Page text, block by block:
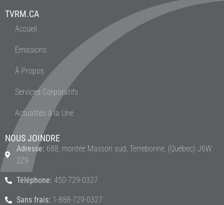
TVRM.CA
Accueil
Émissions
À Propos
Services Corporatifs
Actualités à la Une
NOUS JOINDRE
Adresse: 688, montée Masson sud, Terrebonne, (Québec) J6W
2Z9
Téléphone: 450-729-0327
Sans frais: 1-888-729-0327